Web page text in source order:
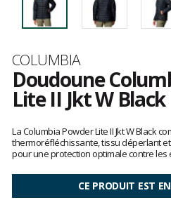
Marque
COLUMBIA
Doudoune
Lite II Jkt W Black
avis
clients
La Columbia Powder Lite II Jkt W Black
thermoréfléchissante, tissu déperlant
pour une protection optimale contre les
CE PRODUIT EST